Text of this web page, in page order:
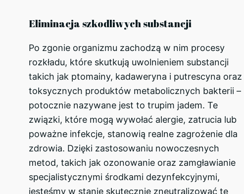
Eliminacja szkodliwych substancji
Po zgonie organizmu zachodzą w nim procesy
rozkładu, które skutkują uwolnieniem substancji
takich jak ptomainy, kadaweryna i putrescyna oraz
toksycznych produktów metabolicznych bakterii –
potocznie nazywane jest to trupim jadem. Te
związki, które mogą wywołać alergie, zatrucia lub
poważne infekcje, stanowią realne zagrożenie dla
zdrowia. Dzięki zastosowaniu nowoczesnych
metod, takich jak ozonowanie oraz zamgławianie
specjalistycznymi środkami dezynfekcyjnymi,
jesteśmy w stanie skutecznie zneutralizować te